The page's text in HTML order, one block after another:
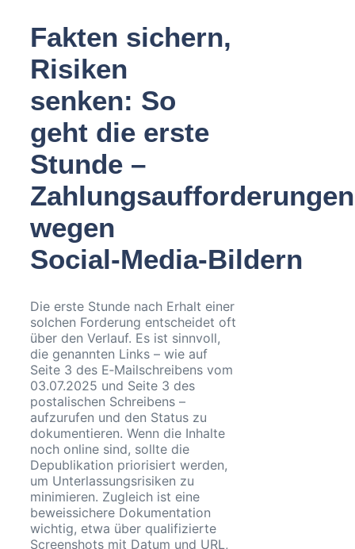
Fakten sichern,
Risiken
senken: So
geht die erste
Stunde –
Zahlungsaufforderungen
wegen
Social‑Media‑Bildern
Die erste Stunde nach Erhalt einer
solchen Forderung entscheidet oft
über den Verlauf. Es ist sinnvoll,
die genannten Links – wie auf
Seite 3 des E‑Mailschreibens vom
03.07.2025 und Seite 3 des
postalischen Schreibens –
aufzurufen und den Status zu
dokumentieren. Wenn die Inhalte
noch online sind, sollte die
Depublikation priorisiert werden,
um Unterlassungsrisiken zu
minimieren. Zugleich ist eine
beweissichere Dokumentation
wichtig, etwa über qualifizierte
Screenshots mit Datum und URL,